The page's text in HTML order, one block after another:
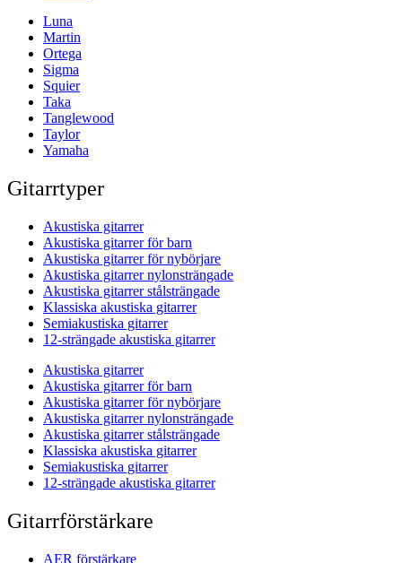
Luna
Martin
Ortega
Sigma
Squier
Taka
Tanglewood
Taylor
Yamaha
Gitarrtyper
Akustiska gitarrer
Akustiska gitarrer för barn
Akustiska gitarrer för nybörjare
Akustiska gitarrer nylonsträngade
Akustiska gitarrer stålsträngade
Klassiska akustiska gitarrer
Semiakustiska gitarrer
12-strängade akustiska gitarrer
Akustiska gitarrer
Akustiska gitarrer för barn
Akustiska gitarrer för nybörjare
Akustiska gitarrer nylonsträngade
Akustiska gitarrer stålsträngade
Klassiska akustiska gitarrer
Semiakustiska gitarrer
12-strängade akustiska gitarrer
Gitarrförstärkare
AER förstärkare